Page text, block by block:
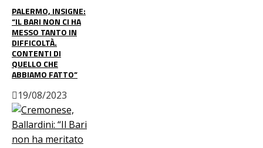
PALERMO, INSIGNE:
“IL BARI NON CI HA
MESSO TANTO IN
DIFFICOLTÀ.
CONTENTI DI
QUELLO CHE
ABBIAMO FATTO”
19/08/2023